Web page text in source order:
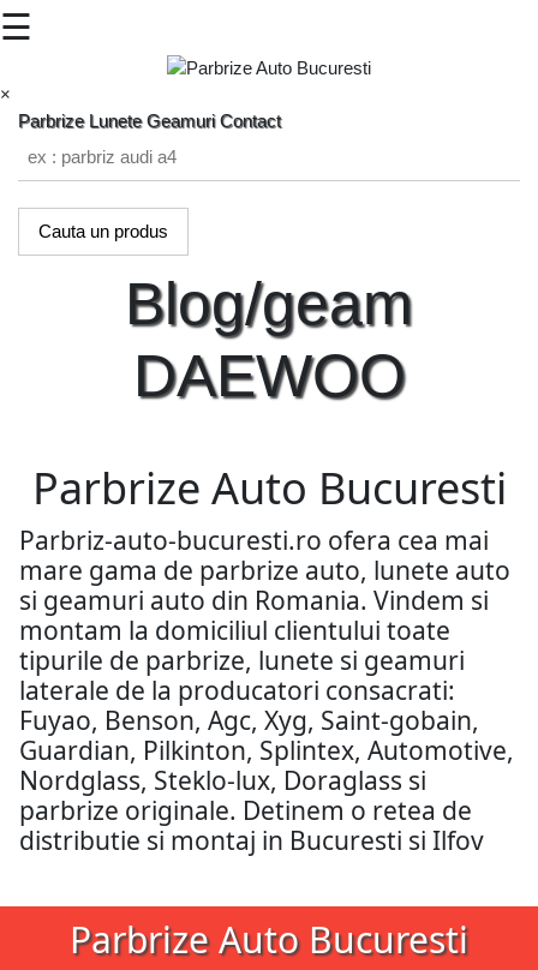
☰
×
Parbrize Lunete Geamuri Contact
Cauta un produs
Blog/geam
DAEWOO
Parbrize Auto Bucuresti
Parbriz-auto-bucuresti.ro ofera cea mai
mare gama de parbrize auto, lunete auto
si geamuri auto din Romania. Vindem si
montam la domiciliul clientului toate
tipurile de parbrize, lunete si geamuri
laterale de la producatori consacrati:
Fuyao, Benson, Agc, Xyg, Saint-gobain,
Guardian, Pilkinton, Splintex, Automotive,
Nordglass, Steklo-lux, Doraglass si
parbrize originale. Detinem o retea de
distributie si montaj in Bucuresti si Ilfov
Parbrize Auto Bucuresti